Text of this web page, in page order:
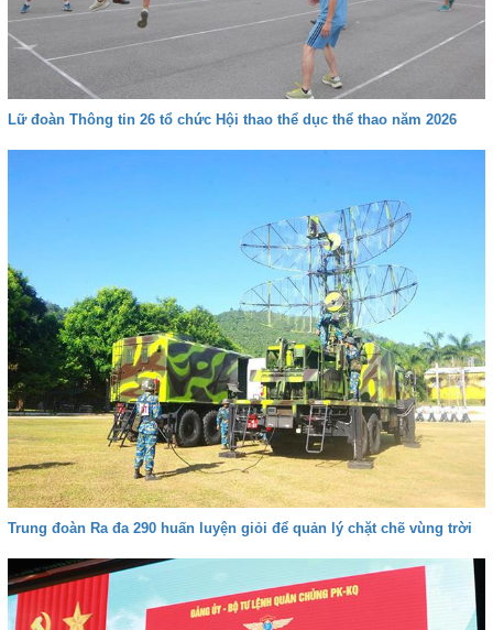
Lữ đoàn Thông tin 26 tổ chức Hội thao thể dục thể thao năm 2026
Trung đoàn Ra đa 290 huấn luyện giỏi để quản lý chặt chẽ vùng trời